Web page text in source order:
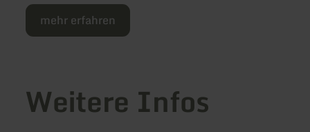
mehr erfahren
Weitere Infos